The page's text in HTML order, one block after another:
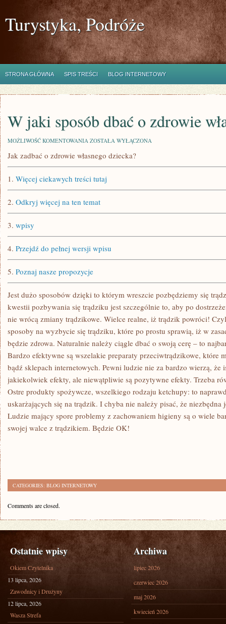
Turystyka, Podróże
STRONA GŁÓWNA SPIS TREŚCI BLOG INTERNETOWY
W jaki sposób dbać o zdrowie
MOŻLIWOŚĆ KOMENTOWANIA W
SPOSÓB
ZDROWIE
WŁASNEGO
ZOSTAŁA WYŁĄCZONA
Jak zadbać o zdrowie własnego dziecka?
1. Więcej ciekawych treści tutaj
2. Odkryj więcej na ten temat
3. wpisy
4. Przejdź do pełnej wersji wpisu
5. Poznaj nasze propozycje
Jest dużo sposobów dzięki to którym wreszcie pozbędziemy się
kwestii pozbywania się trądziku jest szczególnie to, aby po
nie wrócą zmiany trądzikowe. Wielce realne, iż trądzik powróci!
sposoby na wyzbycie się trądziku, które po prostu sprawią, iż w
będzie zdrowa. Naturalnie należy ciągle dbać o swoją cerę – to
Bardzo efektywne są wszelakie preparaty przeciwtrądzikowe, które
bądź sklepach internetowych. Pewni ludzie nie za bardzo wierzą, że
jakiekolwiek efekty, ale niewątpliwie są pozytywne efekty. Trzeba
Ostre produkty spożywcze, wszelkiego rodzaju ketchupy: to
uskarżających się na trądzik. I chyba nie należy pisać, że niezbędna
Ludzie mający spore problemy z zachowaniem higieny są o wiele
swojej walce z trądzikiem. Będzie OK!
CATEGORIES: BLOG INTERNETOWY
Comments are closed.
Ostatnie wpisy
Okiem Czytelnika
13 lipca, 2026
Zawodnicy i Drużyny
12 lipca, 2026
Wasza Strefa
Archiwa
lipiec 2026
czerwiec 2026
maj 2026
kwiecień 2026